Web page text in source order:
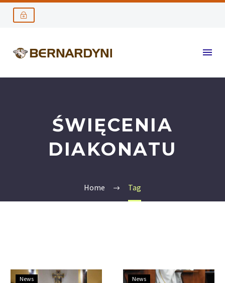
ŚWIĘCENIA
DIAKONATU
Home Tag
News News